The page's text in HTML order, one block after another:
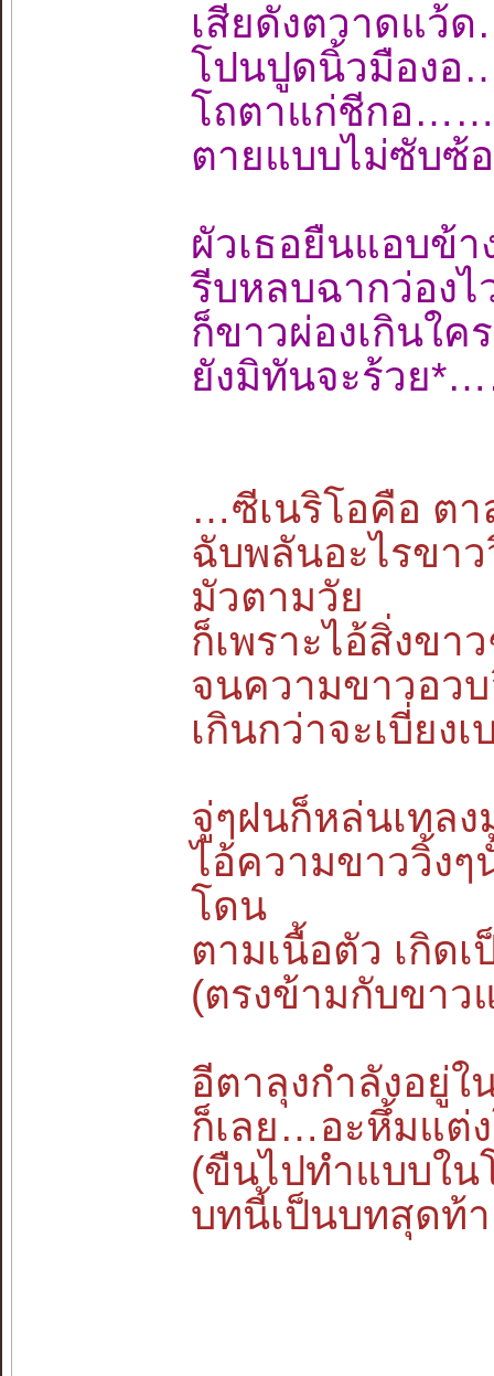
เสียดังตวาดแ
โปนปูดนิ้วมือง
โถตาแก่ชีกอ
ตายแบบไม่ซับ
ผัวเธอยืนแอบ
รีบหลบฉากว่อ
ก็ขาวผ่องเกิน
ยังมิทันจะร้วย
…ซีเนริโอคือ ตา
ฉับพลันอะไรขา
มัวตามวัย
ก็เพราะไอ้สิ่งข
จนความขาวอว
เกินกว่าจะเบี่ยง
จู่ๆฝนก็หล่นเทล
ไอ้ความขาววิ้ง
โดน
ตามเนื้อตัว เกิด
(ตรงข้ามกับขา
อีตาลุงกำลังอยู่
ก็เลย…อะหึ้มแต่
(ขืนไปทำแบบใน
บทนี้เป็นบทสุดท้